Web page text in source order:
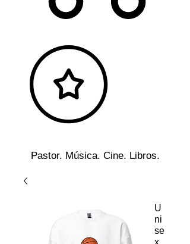
Pastor. Música. Cine. Libros.
U
ni
se
x